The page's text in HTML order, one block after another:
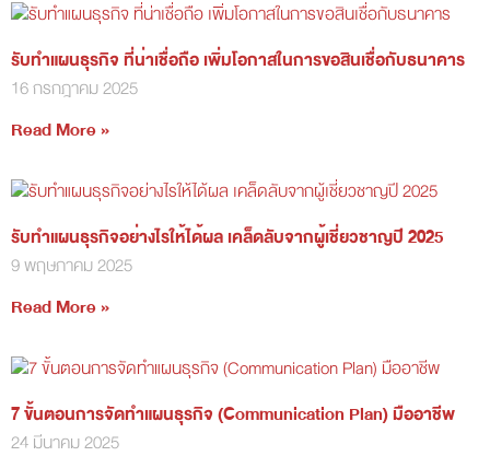
รับทำแผนธุรกิจ ที่น่าเชื่อถือ เพิ่มโอกาสในการขอสินเชื่อกับธนาคาร
16 กรกฎาคม 2025
Read More »
รับทำแผนธุรกิจอย่างไรให้ได้ผล เคล็ดลับจากผู้เชี่ยวชาญปี 2025
9 พฤษภาคม 2025
Read More »
7 ขั้นตอนการจัดทำแผนธุรกิจ (Communication Plan) มืออาชีพ
24 มีนาคม 2025